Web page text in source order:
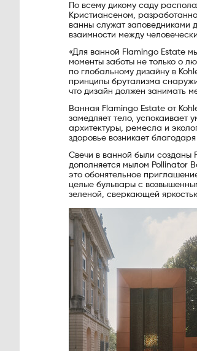
По всему дикому саду
Кристиансеном,
ванны служат заповедниками
взаимности между
«Для ванной Flamingo Estate
моменты заботы не только о
по глобальному дизайну в
принципы брутализма
что дизайн должен занимать
Ванная Flamingo Estate от
замедляет тело, успокаивает
архитектуры, ремесла и
здоровье возникает
Свечи в ванной были созданы
дополняется мылом Pollinator
это обонятельное
целые бульвары с
зеленой, сверкающей